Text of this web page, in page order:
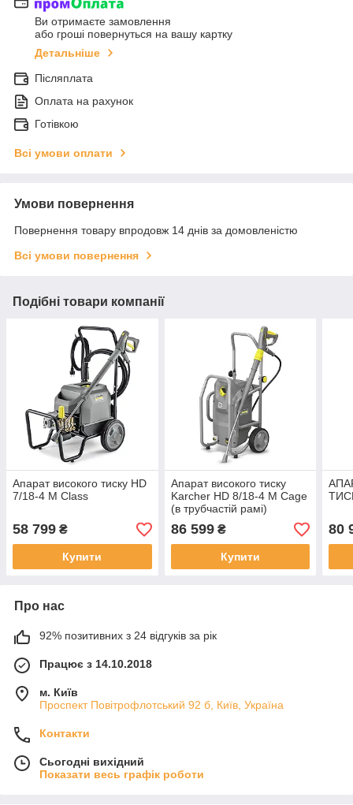
Ви отримаєте замовлення
або гроші повернуться на вашу картку
Детальніше
Післяплата
Оплата на рахунок
Готівкою
Всі умови оплати
Умови повернення
Повернення товару впродовж 14 днів за домовленістю
Всі умови повернення
Подібні товари компанії
Апарат високого тиску HD
7/18-4 M Class
58 799 ₴
Купити
Апарат високого тиску
Karcher HD 8/18-4 M Cage
(в трубчастій рамі)
86 599₴
Купити
80
Про нас
92% позитивних з 24 відгуків за рік
Працює з 14.10.2018
м. Київ
Проспект Повітрофлотський 92 б, Київ, Україна
Контакти
Сьогодні вихідний
Показати весь графік роботи